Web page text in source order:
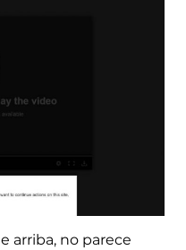
arriba, no parece